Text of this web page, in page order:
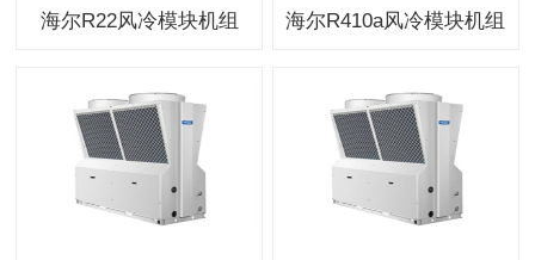
海尔R22风冷模块机组 海尔R410a风冷模块机组